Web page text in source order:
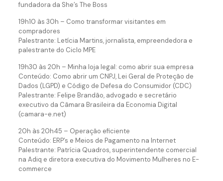
fundadora da She’s The Boss
19h10 às 30h – Como transformar visitantes em
compradores
Palestrante: Letícia Martins, jornalista, empreendedora e
palestrante do Ciclo MPE
19h30 às 20h – Minha loja legal: como abrir sua empresa
Conteúdo: Como abrir um CNPJ, Lei Geral de Proteção de
Dados (LGPD) e Código de Defesa do Consumidor (CDC)
Palestrante: Felipe Brandão, advogado e secretário
executivo da Câmara Brasileira da Economia Digital
(camara-e.net)
20h às 20h45 – Operação eficiente
Conteúdo: ERP’s e Meios de Pagamento na Internet
Palestrante: Patrícia Quadros, superintendente comercial
na Adiq e diretora executiva do Movimento Mulheres no E-
commerce